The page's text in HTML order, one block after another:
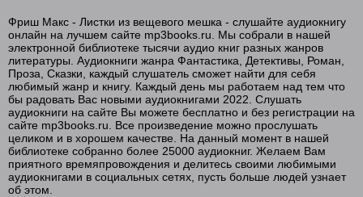
Listki_iz_veshevogo_meshka_16
Listki_iz_veshevogo_meshka_17
Listki_iz_veshevogo_meshka_18
Фриш Макс - Листки из вещевого мешка - слушайте аудиокнигу
онлайн на лучшем сайте mp3books.ru. Мы собрали в нашей
электронной библиотеке тысячи аудио книг разных жанров
литературы. Аудиокниги жанра Фантастика, Детективы, Роман,
Проза, Сказки, каждый слушатель сможет найти для себя
любимый жанр и книгу. Каждый день мы работаем над тем что
бы радовать Вас новыми аудиокнигами 2022. Слушать
аудиокниги на сайте Вы можете бесплатно и без регистрации на
сайте mp3books.ru. Все произведение можно прослушать
целиком и в хорошем качестве. На данный момент в нашей
библиотеке собранно более 25000 аудиокниг. Желаем Вам
приятного времяпровождения и делитесь своими любимыми
аудиокнигами в социальных сетях, пусть больше людей узнает
об этом.